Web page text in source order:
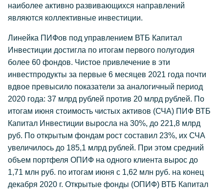
наиболее активно развивающихся направлений
являются коллективные инвестиции.
Линейка ПИФов под управлением ВТБ Капитал
Инвестиции достигла по итогам первого полугодия
более 60 фондов. Чистое привлечение в эти
инвестпродукты за первые 6 месяцев 2021 года почти
вдвое превысило показатели за аналогичный период
2020 года: 37 млрд рублей против 20 млрд рублей. По
итогам июня стоимость чистых активов (СЧА) ПИФ ВТБ
Капитал Инвестиции выросла на 30%, до 221,8 млрд
руб. По открытым фондам рост составил 23%, их СЧА
увеличилось до 185,1 млрд рублей. При этом средний
объем портфеля ОПИФ на одного клиента вырос до
1,71 млн руб. по итогам июня с 1,62 млн руб. на конец
декабря 2020 г. Открытые фонды (ОПИФ) ВТБ Капитал